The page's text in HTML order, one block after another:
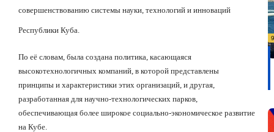
совершенствованию системы науки, технологий и инноваций
Республики Куба.
По её словам, была создана политика, касающаяся
высокотехнологичных компаний, в которой представлены
принципы и характеристики этих организаций, и другая,
разработанная для научно-технологических парков,
обеспечивающая более широкое социально-экономическое развитие
на Кубе.